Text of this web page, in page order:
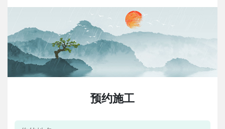
预约施工